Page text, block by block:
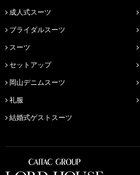
成人式スーツ
ブライダルスーツ
スーツ
セットアップ
岡山デニムスーツ
礼服
結婚式ゲストスーツ